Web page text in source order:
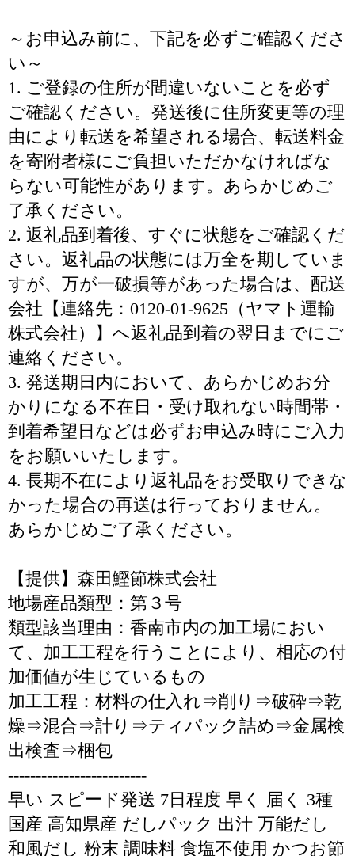
～お申込み前に、下記を必ずご確認くださ
い～
1. ご登録の住所が間違いないことを必ず
ご確認ください。発送後に住所変更等の理
由により転送を希望される場合、転送料金
を寄附者様にご負担いただかなければな
らない可能性があります。あらかじめご
了承ください。
2. 返礼品到着後、すぐに状態をご確認くだ
さい。返礼品の状態には万全を期していま
すが、万が一破損等があった場合は、配送
会社【連絡先：0120-01-9625（ヤマト運輸
株式会社）】へ返礼品到着の翌日までにご
連絡ください。
3. 発送期日内において、あらかじめお分
かりになる不在日・受け取れない時間帯・
到着希望日などは必ずお申込み時にご入力
をお願いいたします。
4. 長期不在により返礼品をお受取りできな
かった場合の再送は行っておりません。
あらかじめご了承ください。
【提供】森田鰹節株式会社
地場産品類型：第３号
類型該当理由：香南市内の加工場におい
て、加工工程を行うことにより、相応の付
加価値が生じているもの
加工工程：材料の仕入れ⇒削り⇒破砕⇒乾
燥⇒混合⇒計り⇒ティパック詰め⇒金属検
出検査⇒梱包
-------------------------
早い スピード発送 7日程度 早く 届く 3種
国産 高知県産 だしパック 出汁 万能だし
和風だし 粉末 調味料 食塩不使用 かつお節